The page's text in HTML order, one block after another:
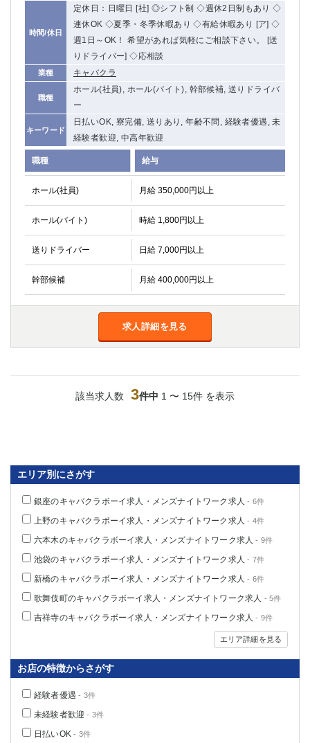
時間/休日
定休日：日曜日 [社] ◎シフト制 ◇週休2日制もあり ◇
連休OK ◇夏季・冬季休暇あり ◇有給休暇あり [ア] ◇
週1日～OK！ 希望があれば気軽にご相談下さい。 [送
りドライバー] ◇応相談
業種 キャバクラ
職種
ホール(社員), ホール(バイト), 幹部候補, 送りドライバ
ー
キーワード
日払いOK, 寮完備, 送りあり, 年齢不問, 経験者優遇, 未
経験者歓迎, 中高年歓迎
職種 給与
ホール(社員) 月給 350,000円以上
ホール(バイト) 時給 1,800円以上
送りドライバー 日給 7,000円以上
幹部候補 月給 400,000円以上
求人詳細を見る
該当求人数 3件中 1 〜 15件 を表示
エリア別にさがす
銀座のキャバクラボーイ求人・メンズナイトワーク求人 - 6件
上野のキャバクラボーイ求人・メンズナイトワーク求人 - 4件
六本木のキャバクラボーイ求人・メンズナイトワーク求人 - 9件
池袋のキャバクラボーイ求人・メンズナイトワーク求人 - 7件
新橋のキャバクラボーイ求人・メンズナイトワーク求人 - 6件
歌舞伎町のキャバクラボーイ求人・メンズナイトワーク求人 - 5件
吉祥寺のキャバクラボーイ求人・メンズナイトワーク求人 - 9件
エリア詳細を見る
お店の特徴からさがす
経験者優遇 - 3件
未経験者歓迎 - 3件
日払いOK - 3件
館林
該当求人 0 選択した内容で設定